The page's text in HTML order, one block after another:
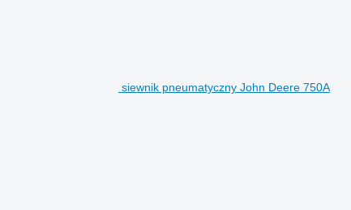
siewnik pneumatyczny John Deere 750A